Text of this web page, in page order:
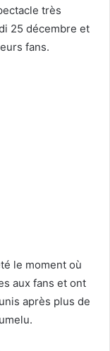
très
25 décembre et
fans.
le moment où
aux fans et ont
après plus de